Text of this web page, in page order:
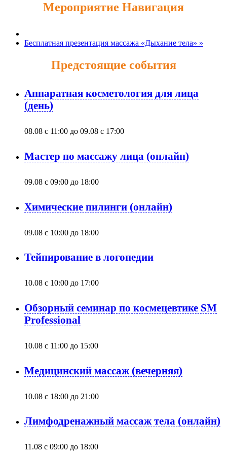
Мероприятие Навигация
Бесплатная презентация массажа «Дыхание тела» »
Предстоящие события
Аппаратная косметология для лица
(день)
08.08 с 11:00 до 09.08 с 17:00
Мастер по массажу лица (онлайн)
09.08 с 09:00 до 18:00
Химические пилинги (онлайн)
09.08 с 10:00 до 18:00
Тейпирование в логопедии
10.08 с 10:00 до 17:00
Обзорный семинар по космецевтике SM
Professional
10.08 с 11:00 до 15:00
Медицинский массаж (вечерняя)
10.08 с 18:00 до 21:00
Лимфодренажный массаж тела (онлайн)
11.08 с 09:00 до 18:00